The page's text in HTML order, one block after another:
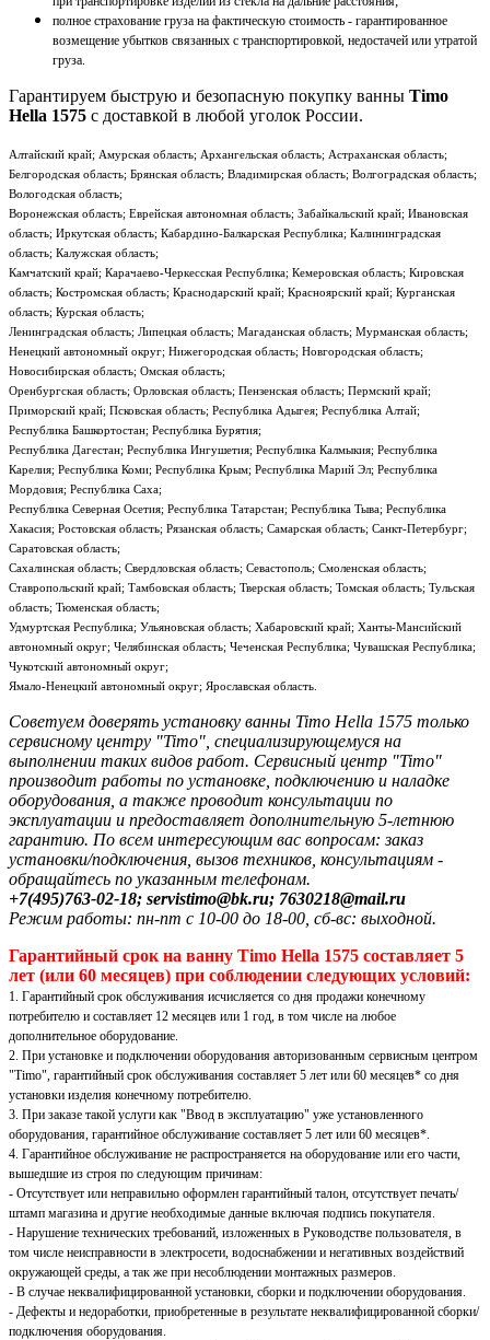
полное страхование груза на фактическую стоимость - гарантированное
возмещение убытков связанных с транспортировкой, недостачей или утратой
груза.
Гарантируем быструю и безопасную покупку ванны Timo
Hella 1575 с доставкой в любой уголок России.
Алтайский край; Амурская область; Архангельская область; Астраханская область;
Белгородская область; Брянская область; Владимирская область; Волгоградская область;
Вологодская область;
Воронежская область; Еврейская автономная область; Забайкальский край; Ивановская
область; Иркутская область; Кабардино-Балкарская Республика; Калининградская
область; Калужская область;
Камчатский край; Карачаево-Черкесская Республика; Кемеровская область; Кировская
область; Костромская область; Краснодарский край; Красноярский край; Курганская
область; Курская область;
Ленинградская область; Липецкая область; Магаданская область; Мурманская область;
Ненецкий автономный округ; Нижегородская область; Новгородская область;
Новосибирская область; Омская область;
Оренбургская область; Орловская область; Пензенская область; Пермский край;
Приморский край; Псковская область; Республика Адыгея; Республика Алтай;
Республика Башкортостан; Республика Бурятия;
Республика Дагестан; Республика Ингушетия; Республика Калмыкия; Республика
Карелия; Республика Коми; Республика Крым; Республика Марий Эл; Республика
Мордовия; Республика Саха;
Республика Северная Осетия; Республика Татарстан; Республика Тыва; Республика
Хакасия; Ростовская область; Рязанская область; Самарская область; Санкт-Петербург;
Саратовская область;
Сахалинская область; Свердловская область; Севастополь; Смоленская область;
Ставропольский край; Тамбовская область; Тверская область; Томская область; Тульская
область; Тюменская область;
Удмуртская Республика; Ульяновская область; Хабаровский край; Ханты-Мансийский
автономный округ; Челябинская область; Чеченская Республика; Чувашская Республика;
Чукотский автономный округ;
Ямало-Ненецкий автономный округ; Ярославская область.
Советуем доверять установку ванны Timo Hella 1575 только
сервисному центру "Timo", специализирующемуся на
выполнении таких видов работ. Сервисный центр "Timo"
производит работы по установке, подключению и наладке
оборудования, а также проводит консультации по
эксплуатации и предоставляет дополнительную 5-летнюю
гарантию. По всем интересующим вас вопросам: заказ
установки/подключения, вызов техников, консультациям -
обращайтесь по указанным телефонам.
+7(495)763-02-18; servistimo@bk.ru; 7630218@mail.ru
Режим работы: пн-пт с 10-00 до 18-00, сб-вс: выходной.
Гарантийный срок на ванну Timo Hella 1575 составляет 5
лет (или 60 месяцев) при соблюдении следующих условий:
1. Гарантийный срок обслуживания исчисляется со дня продажи конечному
потребителю и составляет 12 месяцев или 1 год, в том числе на любое
дополнительное оборудование.
2. При установке и подключении оборудования авторизованным сервисным центром
"Timo", гарантийный срок обслуживания составляет 5 лет или 60 месяцев* со дня
установки изделия конечному потребителю.
3. При заказе такой услуги как "Ввод в эксплуатацию" уже установленного
оборудования, гарантийное обслуживание составляет 5 лет или 60 месяцев*.
4. Гарантийное обслуживание не распространяется на оборудование или его части,
вышедшие из строя по следующим причинам:
- Отсутствует или неправильно оформлен гарантийный талон, отсутствует печать/
штамп магазина и другие необходимые данные включая подпись покупателя.
- Нарушение технических требований, изложенных в Руководстве пользователя, в
том числе неисправности в электросети, водоснабжении и негативных воздействий
окружающей среды, а так же при несоблюдении монтажных размеров.
- В случае неквалифицированной установки, сборки и подключении оборудования.
- Дефекты и недоработки, приобретенные в результате неквалифицированной сборки/
подключения оборудования.